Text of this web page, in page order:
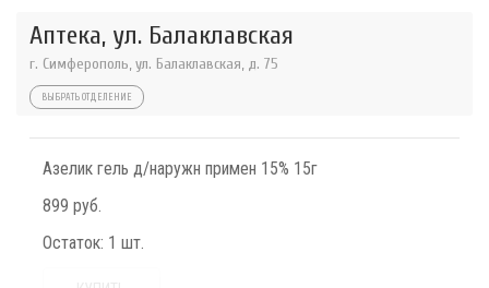
Аптека, ул. Балаклавская
г. Симферополь, ул. Балаклавская, д. 75
ВЫБРАТЬ ОТДЕЛЕНИЕ
Азелик гель д/наружн примен 15% 15г
899 руб.
Остаток: 1 шт.